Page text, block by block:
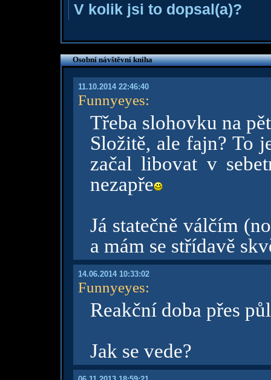
V kolik jsi to dopsal(a)?
Osobní návštěvní kniha
11.10.2014 22:46:40
Funnyeyes:
Třeba slohovku na
Složitě, ale fajn? To
začal libovat v
nezapře
Já statečně válčím
a mám se střídavě
14.06.2014 10:33:02
Funnyeyes:
Reakční doba přes
Jak se vede?